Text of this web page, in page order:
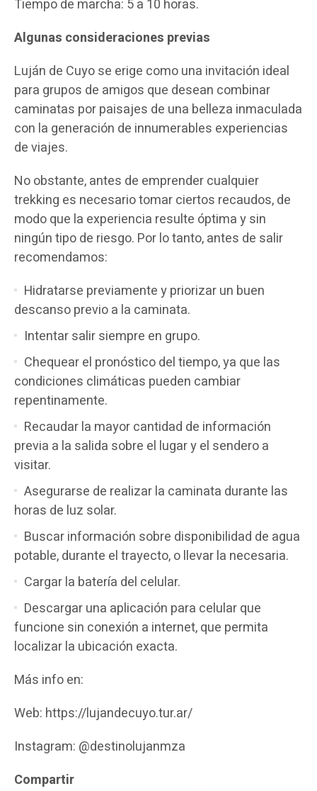
Tiempo de marcha: 5 a 10 horas.
Algunas consideraciones previas
Luján de Cuyo se erige como una invitación ideal
para grupos de amigos que desean combinar
caminatas por paisajes de una belleza inmaculada
con la generación de innumerables experiencias
de viajes.
No obstante, antes de emprender cualquier
trekking es necesario tomar ciertos recaudos, de
modo que la experiencia resulte óptima y sin
ningún tipo de riesgo. Por lo tanto, antes de salir
recomendamos:
Hidratarse previamente y priorizar un buen
descanso previo a la caminata.
Intentar salir siempre en grupo.
Chequear el pronóstico del tiempo, ya que las
condiciones climáticas pueden cambiar
repentinamente.
Recaudar la mayor cantidad de información
previa a la salida sobre el lugar y el sendero a
visitar.
Asegurarse de realizar la caminata durante las
horas de luz solar.
Buscar información sobre disponibilidad de agua
potable, durante el trayecto, o llevar la necesaria.
Cargar la batería del celular.
Descargar una aplicación para celular que
funcione sin conexión a internet, que permita
localizar la ubicación exacta.
Más info en:
Web: https://lujandecuyo.tur.ar/
Instagram: @destinolujanmza
Compartir